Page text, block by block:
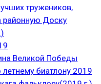
тружеников,
районную Доску
Великой Победы
летнему биатлону 2019